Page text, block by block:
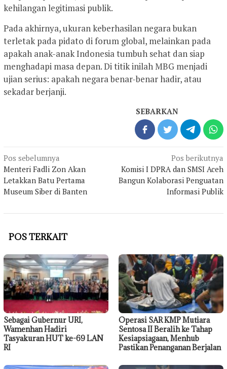
kehilangan legitimasi publik.
Pada akhirnya, ukuran keberhasilan negara bukan
terletak pada pidato di forum global, melainkan pada
apakah anak-anak Indonesia tumbuh sehat dan siap
menghadapi masa depan. Di titik inilah MBG menjadi
ujian serius: apakah negara benar-benar hadir, atau
sekadar berjanji.
SEBARKAN
Navigasi
pos
Pos sebelumnya
Menteri Fadli Zon Akan
Letakkan Batu Pertama
Museum Siber di Banten
Pos berikutnya
Komisi I DPRA dan SMSI Aceh
Bangun Kolaborasi Penguatan
Informasi Publik
POS TERKAIT
Sebagai Gubernur URI,
Wamenhan Hadiri
Tasyakuran HUT ke-69 LAN
RI
Operasi SAR KMP Mutiara
Sentosa II Beralih ke Tahap
Kesiapsiagaan, Menhub
Pastikan Penanganan Berjalan